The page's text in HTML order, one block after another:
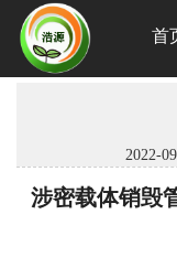
首
2022-
涉密载体销毁